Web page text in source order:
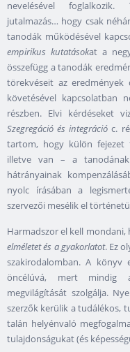
nevelésével foglalkozik.
jutalmazás… hogy csak
tanodák működésével
empirikus kutatásokat a
összefügg a tanodák
törekvéseit az eredmények
követésével
részben. Elvi kérdéseket
Szegregáció és integráció c.
tartom, hogy külön fejezet
illetve van – a
hátrányainak
nyolc írásában a
szervezői mesélik el
Harmadszor el kell mondani,
elméletet és a gyakorlatot. Ez
szakirodalomban. A könyv
öncélúvá, mert mindig
megvilágítását szolgálja.
szerzők kerülik a tudálékos,
talán helyénvaló
tulajdonságukat (és